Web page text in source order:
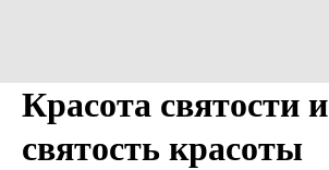
Красота святости и
святость красоты